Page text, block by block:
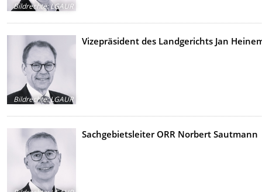
Bildrechte:LGAUR
Bildrechte:LGAUR
Vizepräsident des Landgerichts Jan
Sachgebietsleiter ORR Norbert Sautmann